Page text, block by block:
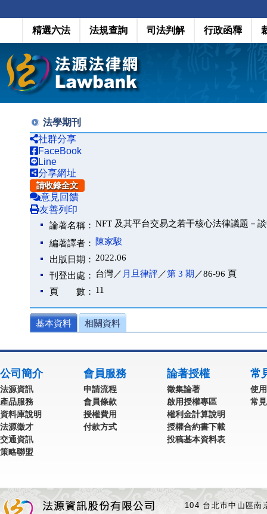
精選六法 法規查詢 司法判解 行政函釋
法學期刊
社群分享
FaceBook
Line
分享網址
請收錄全文
意見回饋
友善列印
論著名稱： NFT 及其平台交易之若干核心法律議題－
編著譯者：
陳家駿
出版日期： 2022.06
刊登出處： 台灣／ 月旦律評／第 3 期 ／86-96 頁
頁 數： 11
基本資料 相關資料
公司簡介
法源資訊
產品服務
資料庫說明
法源徵才
交通資訊
策略聯盟
會員服務
申請流程
會員條款
授權費用
付款方式
論著授權
徵集論著
啟用授權專區
權利金計算說明
授權合約書下載
投稿基本資料表
常
使
常
104 台北市中山區